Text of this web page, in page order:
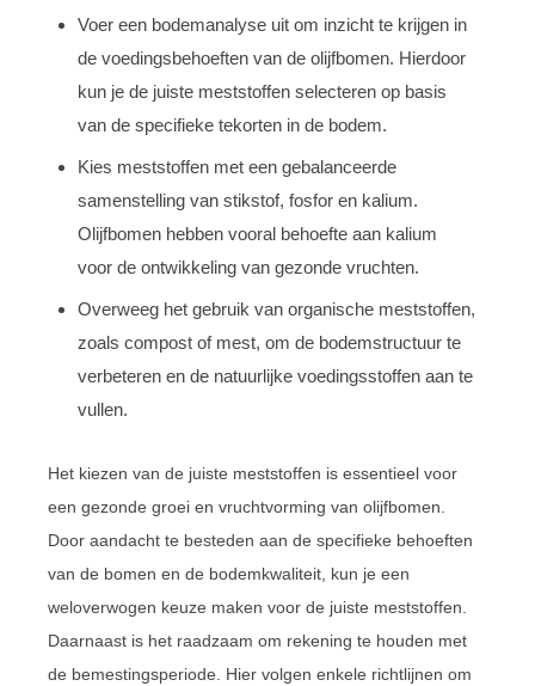
Voer een bodemanalyse uit om inzicht te krijgen in
de voedingsbehoeften van de olijfbomen. Hierdoor
kun je de juiste meststoffen selecteren op basis
van de specifieke tekorten in de bodem.
Kies meststoffen met een gebalanceerde
samenstelling van stikstof, fosfor en kalium.
Olijfbomen hebben vooral behoefte aan kalium
voor de ontwikkeling van gezonde vruchten.
Overweeg het gebruik van organische meststoffen,
zoals compost of mest, om de bodemstructuur te
verbeteren en de natuurlijke voedingsstoffen aan te
vullen.
Het kiezen van de juiste meststoffen is essentieel voor
een gezonde groei en vruchtvorming van olijfbomen.
Door aandacht te besteden aan de specifieke behoeften
van de bomen en de bodemkwaliteit, kun je een
weloverwogen keuze maken voor de juiste meststoffen.
Daarnaast is het raadzaam om rekening te houden met
de bemestingsperiode. Hier volgen enkele richtlijnen om